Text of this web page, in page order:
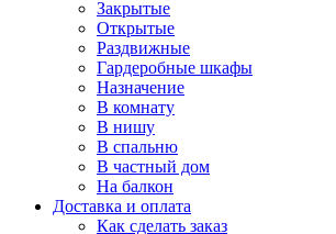
Закрытые
Открытые
Раздвижные
Гардеробные шкафы
Назначение
В комнату
В нишу
В спальню
В частный дом
На балкон
Доставка и оплата
Как сделать заказ